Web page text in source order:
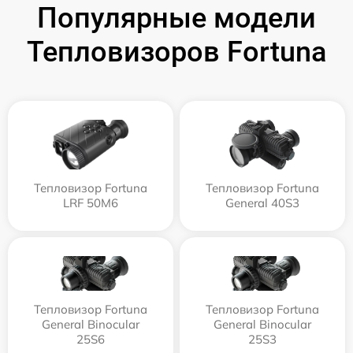
Популярные модели
Тепловизоров Fortuna
Тепловизор Fortuna
LRF 50M6
Тепловизор Fortuna
General 40S3
Тепловизор Fortuna
General Binocular
25S6
Тепловизор Fortuna
General Binocular
25S3